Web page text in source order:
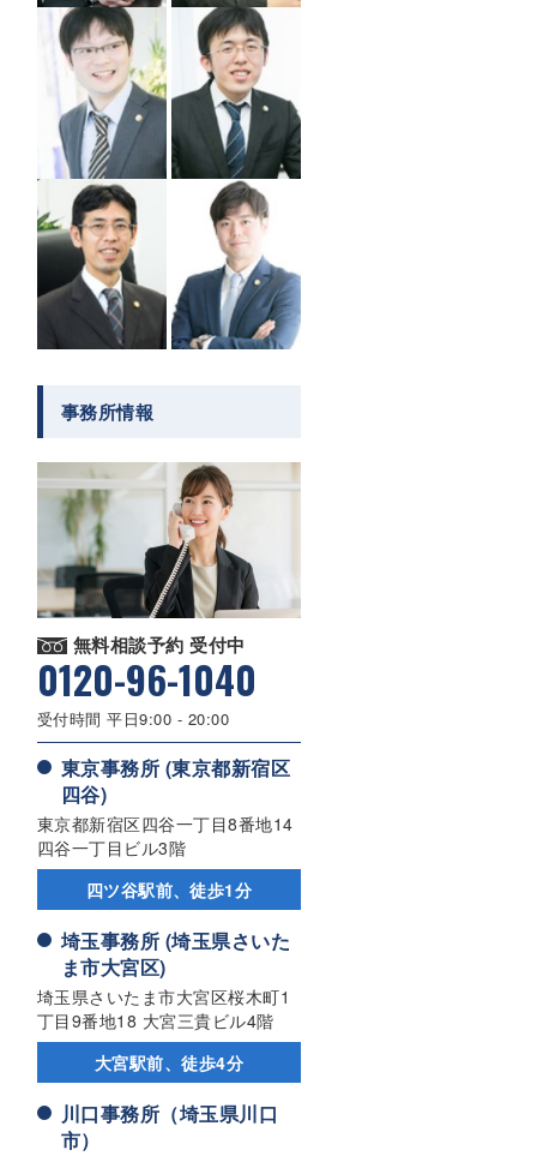
事務所情報
無料相談予約 受付中
0120-96-1040
受付時間 平日9:00 - 20:00
東京事務所 (東京都新宿区
四谷)
東京都新宿区四谷一丁目8番地14
四谷一丁目ビル3階
四ツ谷駅前、徒歩1分
埼玉事務所 (埼玉県さいた
ま市大宮区)
埼玉県さいたま市大宮区桜木町1
丁目9番地18 大宮三貴ビル4階
大宮駅前、徒歩4分
川口事務所（埼玉県川口
市）